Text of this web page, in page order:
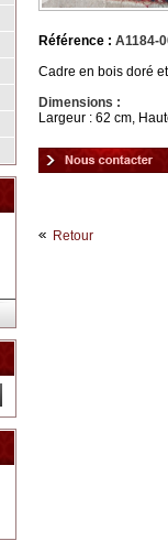
Référence : A1184-
Cadre en bois doré
Dimensions :
Largeur : 62 cm,
Retour